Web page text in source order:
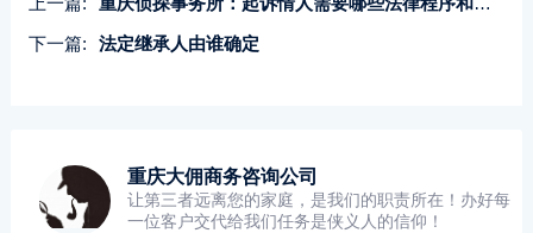
下一篇:
法定继承人由谁确定
重庆大佣商务咨询公司
让第三者远离您的家庭，是我们的职责所在！办好每
一位客户交代给我们任务是侠义人的信仰！